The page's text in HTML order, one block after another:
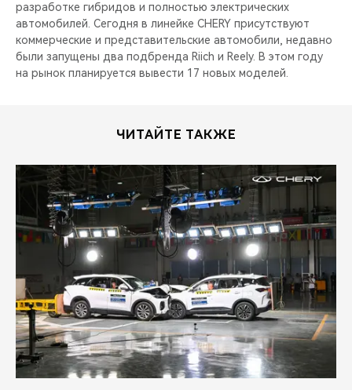
ВИДЕООБЗОРЫ
CHERY ДЛЯ ДЕТЕЙ
разработке гибридов и полностью электрических
автомобилей. Сегодня в линейке CHERY присутствуют
коммерческие и представительские автомобили, недавно
были запущены два подбренда Riich и Reely. В этом году
на рынок планируется вывести 17 новых моделей.
ЧИТАЙТЕ ТАКЖЕ